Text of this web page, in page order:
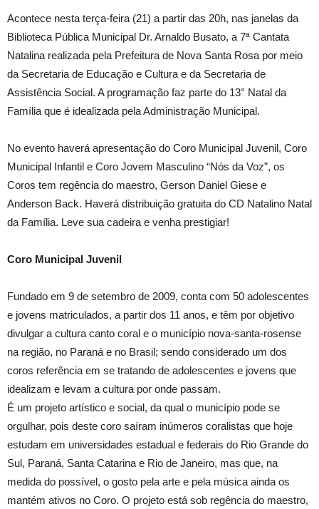
Acontece nesta terça-feira (21) a partir das 20h, nas janelas da
Biblioteca Pública Municipal Dr. Arnaldo Busato, a 7ª Cantata
Natalina realizada pela Prefeitura de Nova Santa Rosa por meio
da Secretaria de Educação e Cultura e da Secretaria de
Assistência Social. A programação faz parte do 13° Natal da
Família que é idealizada pela Administração Municipal.
No evento haverá apresentação do Coro Municipal Juvenil, Coro
Municipal Infantil e Coro Jovem Masculino “Nós da Voz”, os
Coros tem regência do maestro, Gerson Daniel Giese e
Anderson Back. Haverá distribuição gratuita do CD Natalino Natal
da Família. Leve sua cadeira e venha prestigiar!
Coro Municipal Juvenil
Fundado em 9 de setembro de 2009, conta com 50 adolescentes
e jovens matriculados, a partir dos 11 anos, e têm por objetivo
divulgar a cultura canto coral e o município nova-santa-rosense
na região, no Paraná e no Brasil; sendo considerado um dos
coros referência em se tratando de adolescentes e jovens que
idealizam e levam a cultura por onde passam.
É um projeto artístico e social, da qual o município pode se
orgulhar, pois deste coro saíram inúmeros coralistas que hoje
estudam em universidades estadual e federais do Rio Grande do
Sul, Paraná, Santa Catarina e Rio de Janeiro, mas que, na
medida do possível, o gosto pela arte e pela música ainda os
mantém ativos no Coro. O projeto está sob regência do maestro,